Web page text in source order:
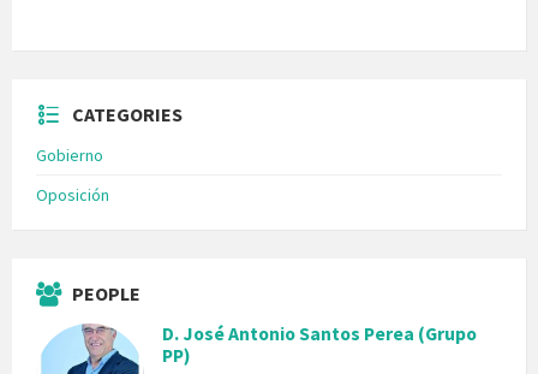
CATEGORIES
Gobierno
Oposición
PEOPLE
D. José Antonio Santos Perea (Grupo
PP)